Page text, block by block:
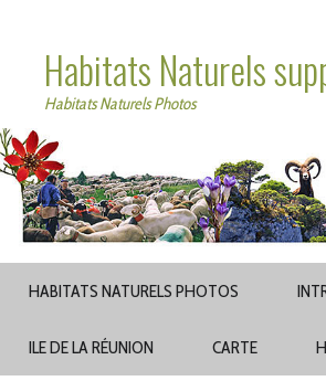
Habitats Naturels
Habitats Naturels Photos
HABITATS NATURELS PHOTOS
ILE DE LA RÉUNION CARTE